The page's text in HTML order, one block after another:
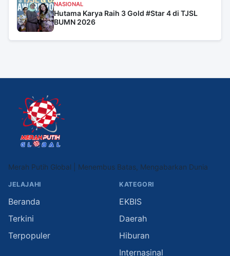
NASIONAL
Hutama Karya Raih 3 Gold #Star 4 di TJSL
BUMN 2026
Merah Putih Global | Menembus Batas, Mengabarkan Dunia
JELAJAHI
Beranda
Terkini
Terpopuler
KATEGORI
EKBIS
Daerah
Hiburan
Internasinal